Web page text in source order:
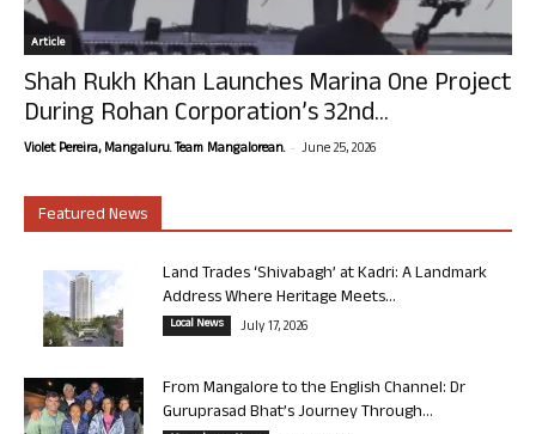
Article
Shah Rukh Khan Launches Marina One Project
During Rohan Corporation’s 32nd...
Violet Pereira, Mangaluru. Team Mangalorean. - June 25, 2026
Featured News
Land Trades ‘Shivabagh’ at Kadri: A Landmark
Address Where Heritage Meets...
Local News July 17, 2026
From Mangalore to the English Channel: Dr
Guruprasad Bhat’s Journey Through...